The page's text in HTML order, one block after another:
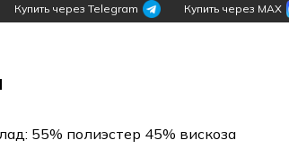
Купить через Telegram Купить через MAX
55% полиэстер 45% вискоза